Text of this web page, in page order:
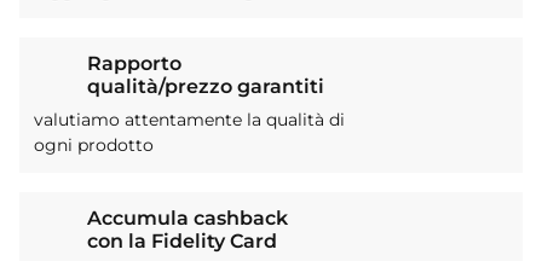
Rapporto
qualità/prezzo garantiti
valutiamo attentamente la qualità di
ogni prodotto
Accumula cashback
con la Fidelity Card